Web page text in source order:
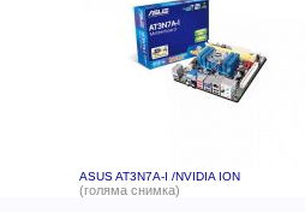
ASUS AT3N7A-I /NVIDIA ION
(голяма снимка)